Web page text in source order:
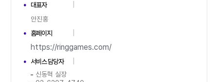
대표자
안진홍
홈페이지
https://ringgames.com/
서비스 담당자
신동혁 실장